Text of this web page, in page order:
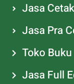
Jasa Cetak
Jasa Pra
Toko Buku
Jasa Full